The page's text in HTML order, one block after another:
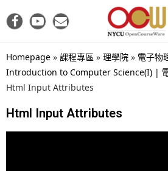
Homepage » 課程專區 » 理學院 » 電子物
Introduction to Computer Science(I) |
Html Input Attributes
Html Input Attributes